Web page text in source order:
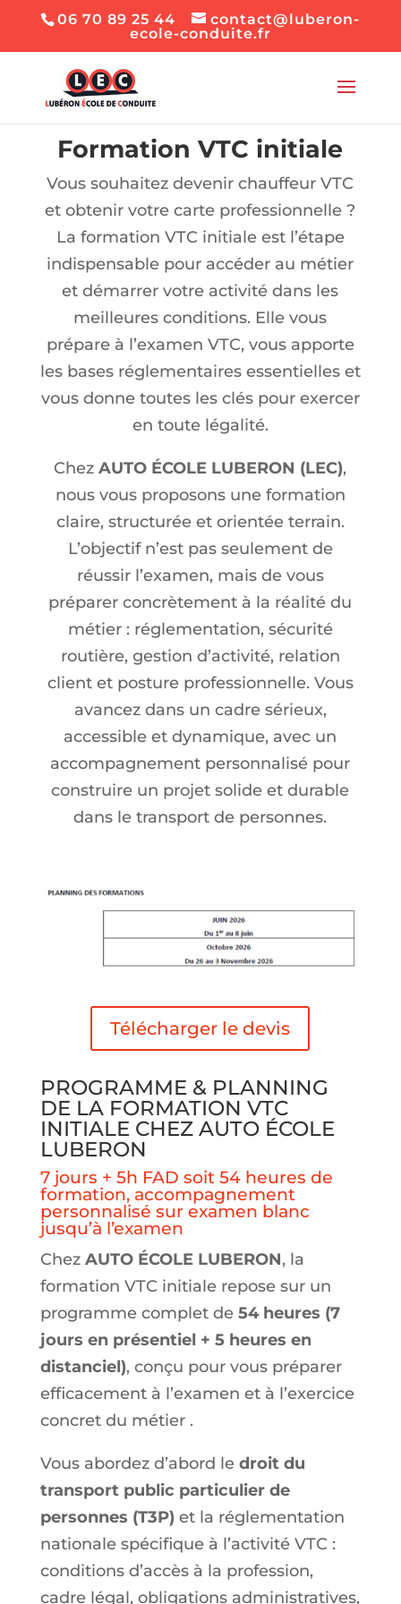
06 70 89 25 44
contact@luberon-
ecole-conduite.fr
Formation VTC initiale
Vous souhaitez devenir chauffeur VTC
et obtenir votre carte professionnelle ?
La formation VTC initiale est l’étape
indispensable pour accéder au métier
et démarrer votre activité dans les
meilleures conditions. Elle vous
prépare à l’examen VTC, vous apporte
les bases réglementaires essentielles et
vous donne toutes les clés pour exercer
en toute légalité.
ChezAUTO ÉCOLE LUBERON (LEC),
nous vous proposons une formation
claire, structurée et orientée terrain.
L’objectif n’est pas seulement de
réussir l’examen, mais de vous
préparer concrètement à la réalité du
métier : réglementation, sécurité
routière, gestion d’activité, relation
client et posture professionnelle. Vous
avancez dans un cadre sérieux,
accessible et dynamique, avec un
accompagnement personnalisé pour
construire un projet solide et durable
dans le transport de personnes.
Télécharger le devis
PROGRAMME & PLANNING
DE LA FORMATION VTC
INITIALE CHEZ AUTO ÉCOLE
LUBERON
7 jours + 5h FAD soit 54 heures de
formation, accompagnement
personnalisé sur examen blanc
jusqu’à l’examen
Chez AUTO ÉCOLE LUBERON, la
formation VTC initiale repose sur un
programme complet de 54 heures (7
jours en présentiel + 5 heures en
distanciel), conçu pour vous préparer
efficacement à l’examen et à l’exercice
concret du métier .
Vous abordez d’abord le droit du
transport public particulier de
personnes (T3P) et la réglementation
nationale spécifique à l’activité VTC :
conditions d’accès à la profession,
cadre légal, obligations administratives,